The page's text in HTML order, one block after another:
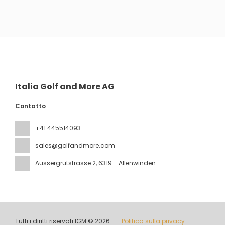
Italia Golf and More AG
Contatto
+41 445514093
sales@golfandmore.com
Aussergrütstrasse 2, 6319 - Allenwinden
Tutti i diritti riservati IGM © 2026 Politica sulla privacy